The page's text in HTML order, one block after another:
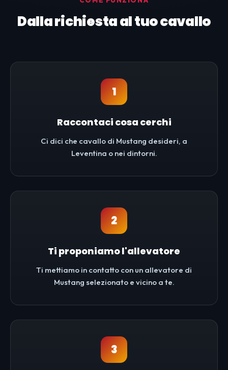
Dalla richiesta al tuo cavallo
1
Raccontaci cosa cerchi
Ci dici che cavallo di Mustang desideri, a
Leventina o nei dintorni.
2
Ti proponiamo l'allevatore
Ti mettiamo in contatto con un allevatore di
Mustang selezionato e vicino a te.
3